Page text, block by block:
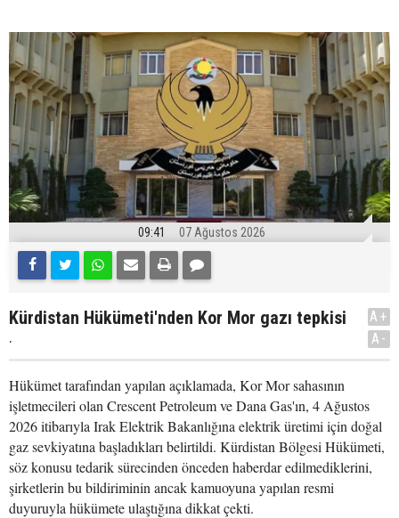
09:41 07 Ağustos 2026
Kürdistan Hükümeti'nden Kor Mor gazı tepkisi
.
A+
A-
Hükümet tarafından yapılan açıklamada, Kor Mor sahasının
işletmecileri olan Crescent Petroleum ve Dana Gas'ın, 4 Ağustos
2026 itibarıyla Irak Elektrik Bakanlığına elektrik üretimi için doğal
gaz sevkiyatına başladıkları belirtildi. Kürdistan Bölgesi Hükümeti,
söz konusu tedarik sürecinden önceden haberdar edilmediklerini,
şirketlerin bu bildiriminin ancak kamuoyuna yapılan resmi
duyuruyla hükümete ulaştığına dikkat çekti.